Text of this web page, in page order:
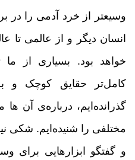
وسیعتر از خرد
آدمی را در
انسان دیگر و از عالمی تا
خواهد بود. بسیاری از
کامل‌تر حقایق کوچک و
گذرانده‌ایم، درباره‌ی آن
مختلفی را شنیده‌ایم. شکی
و گفتگو ابزارهایی برای